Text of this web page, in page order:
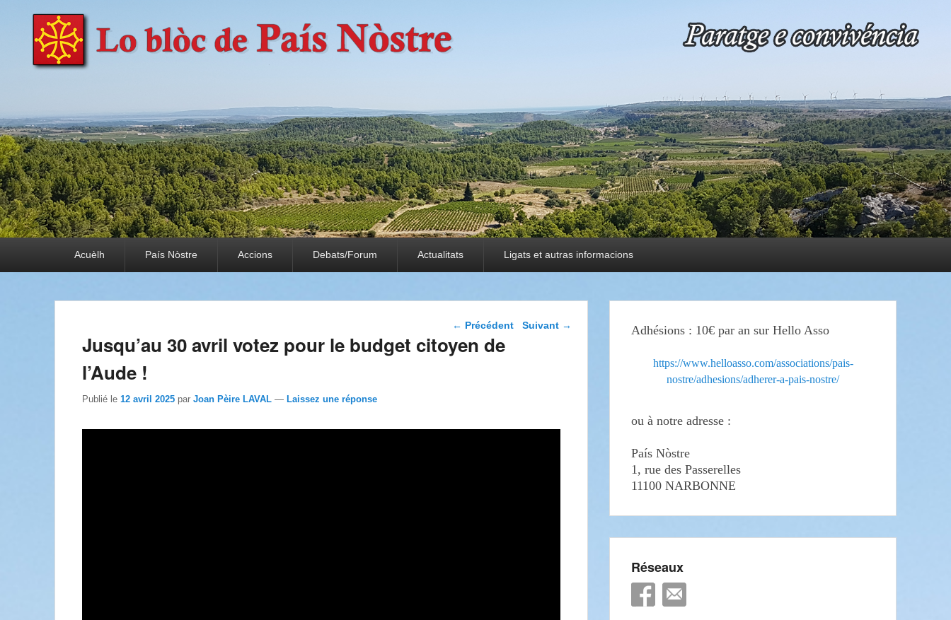
País Nòstre
Paratge e Convivència
Acuèlh País Nòstre Accions Debats/Forum Actualitats Ligats et autras informacions
Navigation dans les
← Précédent Suivant →
Jusqu’au 30 avril votez pour le budget citoyen de
l’Aude !
Publié le 12 avril 2025 par Joan Pèire LAVAL — Laissez une réponse
Adhésions : 10€ par an sur Hello Asso
https://www.helloasso.com/associations/pais-
nostre/adhesions/adherer-a-pais-nostre/
ou à notre adresse :
País Nòstre
1, rue des Passerelles
11100 NARBONNE
Réseaux